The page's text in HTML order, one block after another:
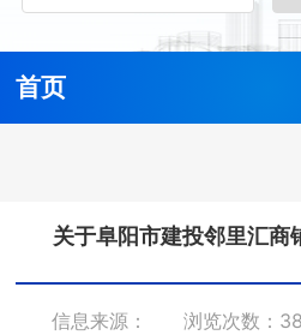
首页
关于阜阳市建投邻里汇商
信息来源： 浏览次数：